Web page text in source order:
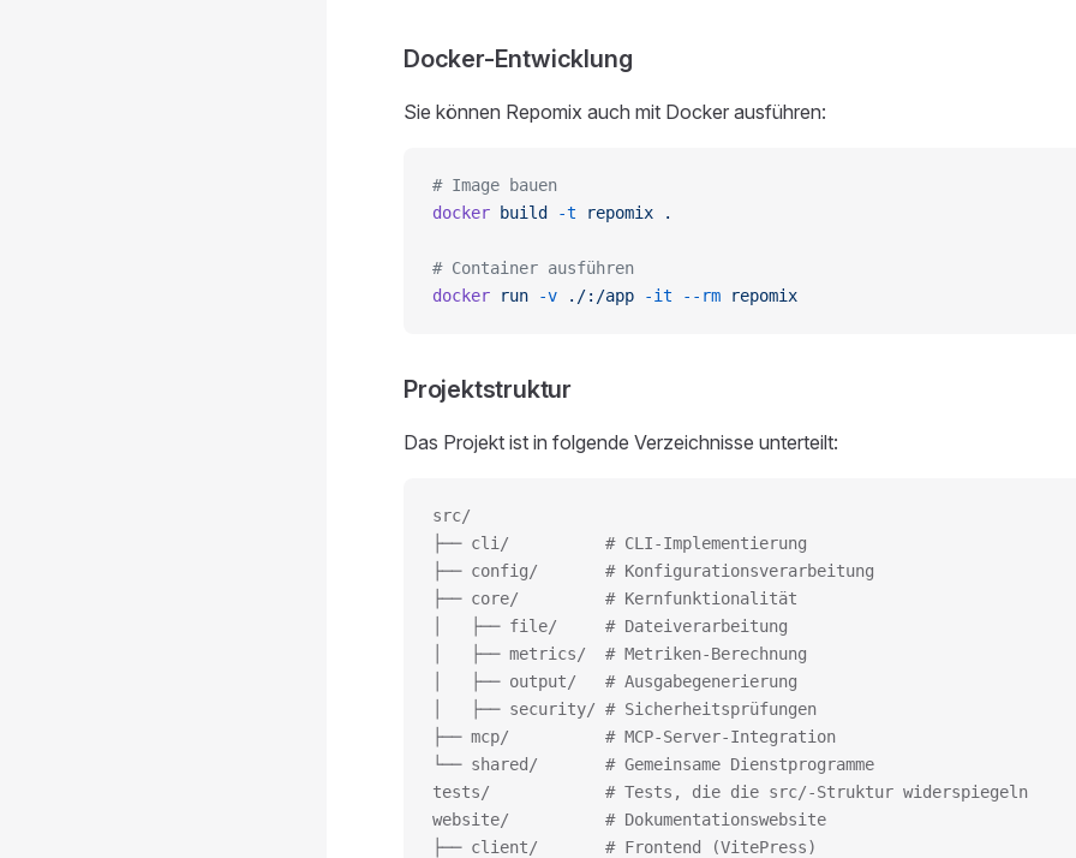
Docker-Entwicklung
Sie können Repomix auch mit Docker ausführen:
# Image bauen
docker build -t repomix .
# Container ausführen
docker run -v ./:/app -it --rm repomix
Projektstruktur
Das Projekt ist in folgende Verzeichnisse unterteilt:
src/
├── cli/          # CLI-Implementierung
├── config/       # Konfigurationsverarbeitung
├── core/         # Kernfunktionalität
│   ├── file/     # Dateiverarbeitung
│   ├── metrics/  # Metriken-Berechnung
│   ├── output/   # Ausgabegenerierung
│   ├── security/ # Sicherheitsprüfungen
├── mcp/          # MCP-Server-Integration
└── shared/       # Gemeinsame Dienstprogramme
tests/            # Tests, die die src/-Struktur widerspiegeln
website/          # Dokumentationswebsite
├── client/       # Frontend (VitePress)